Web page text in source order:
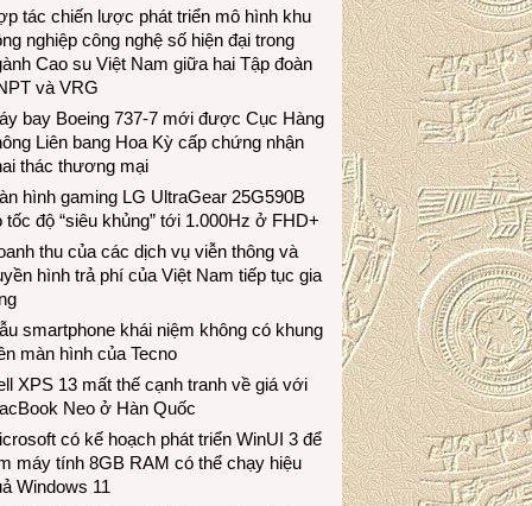
tác chiến lược phát triển mô hình khu
nghiệp công nghệ số hiện đại trong
Cao su Việt Nam giữa hai Tập đoàn
và VRG
bay Boeing 737-7 mới được Cục Hàng
Liên bang Hoa Kỳ cấp chứng nhận
thác thương mại
hình gaming LG UltraGear 25G590B
tốc độ “siêu khủng” tới 1.000Hz ở FHD+
thu của các dịch vụ viễn thông và
hình trả phí của Việt Nam tiếp tục gia
smartphone khái niệm không có khung
màn hình của Tecno
XPS 13 mất thế cạnh tranh về giá với
Neo ở Hàn Quốc
có kế hoạch phát triển WinUI 3 để
máy tính 8GB RAM có thể chạy hiệu
Windows 11